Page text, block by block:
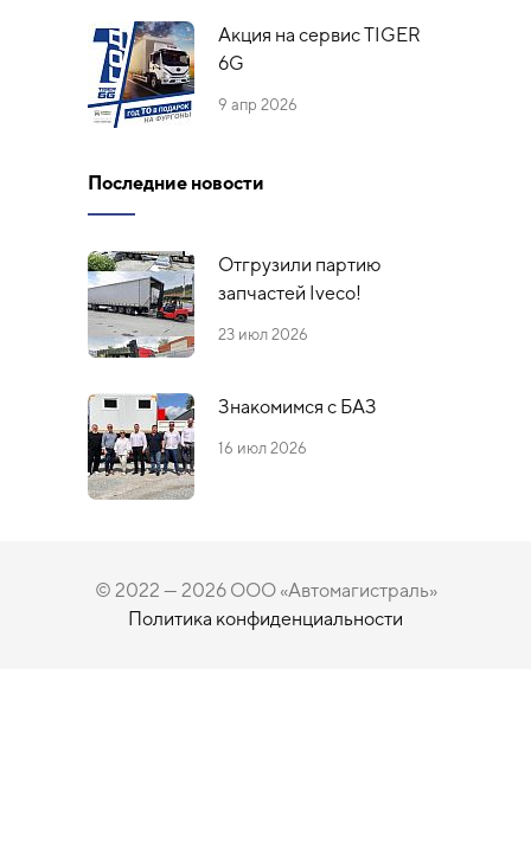
Акция на сервис TIGER
6G
9 апр 2026
Последние новости
Отгрузили партию
запчастей Iveco!
23 июл 2026
Знакомимся с БАЗ
16 июл 2026
© 2022 — 2026 ООО «Автомагистраль»
Политика конфиденциальности